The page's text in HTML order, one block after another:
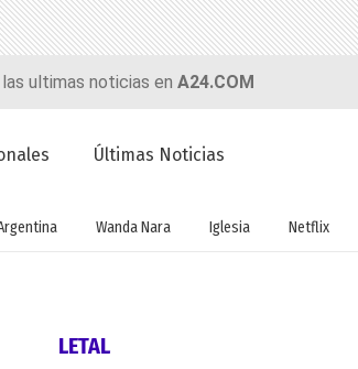
ultimas noticias en A24.COM
Últimas Noticias
Wanda Nara Iglesia Netflix
LETAL